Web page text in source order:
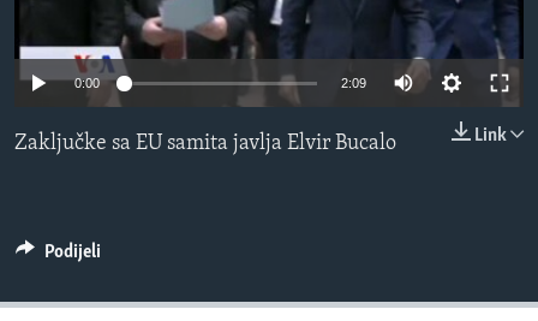
O GLASU AMERIKE
Learning English
Jezici
0:00 2:09
Link
Zaključke sa EU samita javlja Elvir Bucalo
Podijeli